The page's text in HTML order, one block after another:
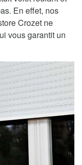
En effet, nos
Crozet ne
vous garantit un